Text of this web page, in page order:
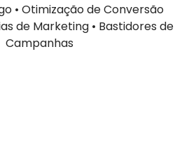
• Otimização de Conversão
de Marketing • Bastidores de
Campanhas